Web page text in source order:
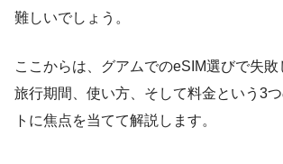
難しいでしょう。
ここからは、グアムでのeSIM選びで失敗
旅行期間、使い方、そして料金という3
トに焦点を当てて解説します。